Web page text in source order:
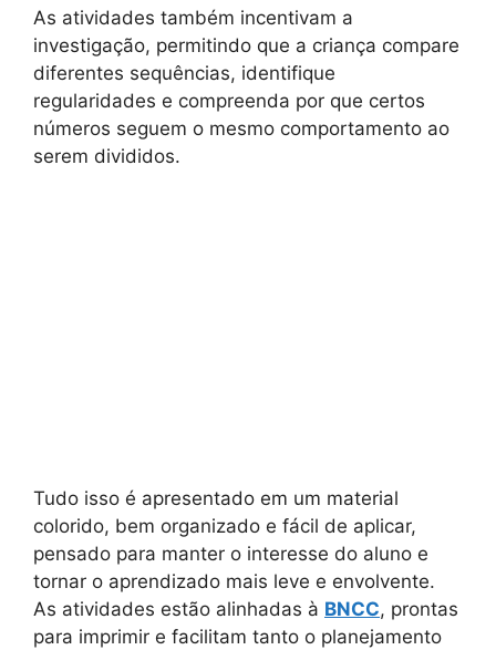
As atividades também incentivam a
investigação, permitindo que a criança compare
diferentes sequências, identifique
regularidades e compreenda por que certos
números seguem o mesmo comportamento ao
serem divididos.
Tudo isso é apresentado em um material
colorido, bem organizado e fácil de aplicar,
pensado para manter o interesse do aluno e
tornar o aprendizado mais leve e envolvente.
As atividades estão alinhadas à BNCC, prontas
para imprimir e facilitam tanto o planejamento